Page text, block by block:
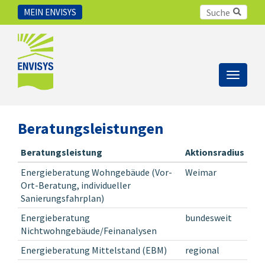
MEIN ENVISYS
Toggle
Beratungsleistungen
Beratungsleistung
Aktionsradius
Energieberatung Wohngebäude (Vor-
Ort-Beratung, individueller
Sanierungsfahrplan)
Weimar
Energieberatung
Nichtwohngebäude/Feinanalysen
bundesweit
Energieberatung Mittelstand (EBM)
regional